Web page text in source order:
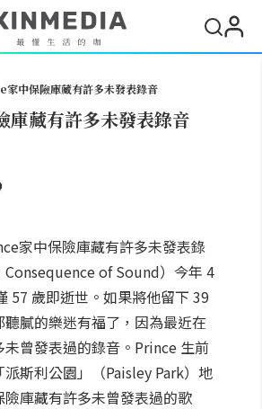
中保險庫藏有許多未發表錄音
藏有許多未發表錄音
家中保險庫藏有許多未發表錄
Consequence of Sound）今年 4
57 歲即逝世。如果將他留下 39
膩的樂迷有福了，因為最近在
曾發表過的錄音。Prince 生前
斯利公園」（Paisley Park）地
庫藏有許多未曾發表過的歌